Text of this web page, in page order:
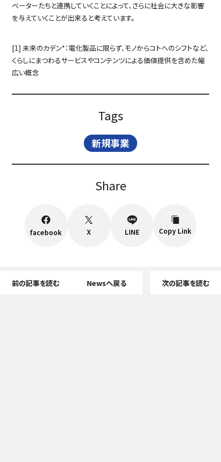
ベーターたちと連携していくことによって、さらに社会に大きな影響
を与えていくことが出来ると考えています。
[1] 未来のカデン*：電化製品に限らず、モノからコトへのシフトなど、
くらしにまつわるサービスやコンテンツによる価値提供を含めた幅
広い概念
Tags
新規事業
Share
facebook X LINE Copy Link
前の記事を読む Newsへ戻る 次の記事を読む